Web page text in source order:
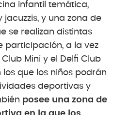
infantil temática,
y una zona de
se realizan distintas
participación, a la vez
Mini y el Delfi Club
los que los niños podrán
deportivas y
posee una zona de